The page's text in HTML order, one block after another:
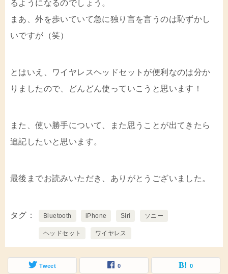
るようになるのでしょう。
まあ、外を歩いていて急に独り言を言うのは恥ずかし
いですが（笑）
とはいえ、ワイヤレスヘッドセットが便利なのは分か
りましたので、どんどん使っていこうと思います！
また、使い勝手について、また思うことが出てきたら
追記したいと思います。
最後までお読みいただき、ありがとうございました。
タグ Bluetooth iPhone Siri ソニー
ヘッドセット ワイヤレス
Tweet 0 0